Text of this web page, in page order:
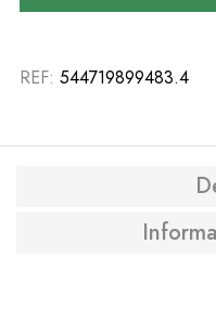
REF: 544719899483.4